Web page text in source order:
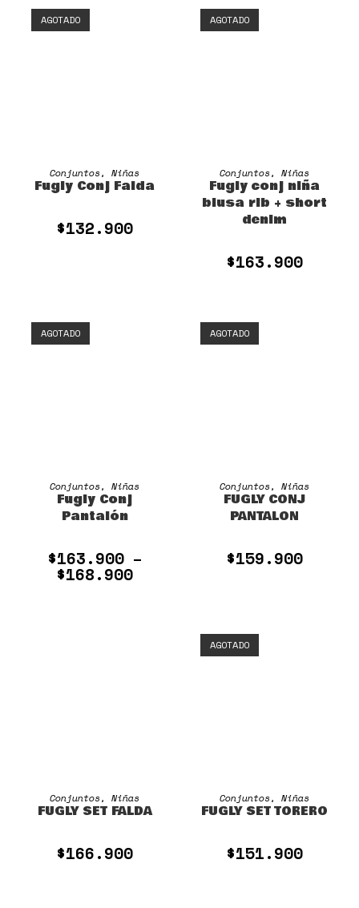
AGOTADO
SELECCIONAR OPCIONES
Conjuntos,Niñas
Fugly Conj Falda
$132.900
AGOTADO
SELECCIONAR OPCIONES
Conjuntos, Niñas
Fugly conj niña
blusa rib + short
denim
$163.900
AGOTADO
SELECCIONAR OPCIONES
Conjuntos,Niñas
Fugly Conj
Pantalón
$163.900 –
$168.900
AGOTADO
SELECCIONAR OPCIONES
Conjuntos, Niñas
FUGLY CONJ
PANTALON
$159.900
SELECCIONAR OPCIONES
Conjuntos,Niñas
FUGLY SET FALDA
$166.900
AGOTADO
SELECCIONAR OPCIONES
Conjuntos, Niñas
FUGLY SET TORERO
$151.900